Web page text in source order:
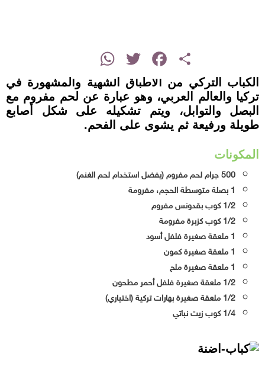
Share
Facebook
Twitter
WhatsApp
الكباب التركي من الأطباق الشهية والمشهورة في
تركيا والعالم العربي، وهو عبارة عن لحم مفروم مع
البصل والتوابل، ويتم تشكيله على شكل أصابع
طويلة ورفيعة ثم يشوى على الفحم.
المكونات
500 جرام لحم مفروم (يفضل استخدام لحم الغنم)
1 بصلة متوسطة الحجم، مفرومة
1/2 كوب بقدونس مفروم
1/2 كوب كزبرة مفرومة
1 ملعقة صغيرة فلفل أسود
1 ملعقة صغيرة كمون
1 ملعقة صغيرة ملح
1/2 ملعقة صغيرة فلفل أحمر مطحون
1/2 ملعقة صغيرة بهارات تركية (اختياري)
1/4 كوب زيت نباتي